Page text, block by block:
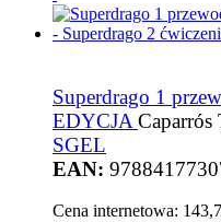
Superdrago 1
EDYCJA Caparrós
SGEL
EAN:
Cena internetowa: